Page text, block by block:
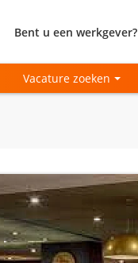
Bent u een werkgever?
Vacature zoeken